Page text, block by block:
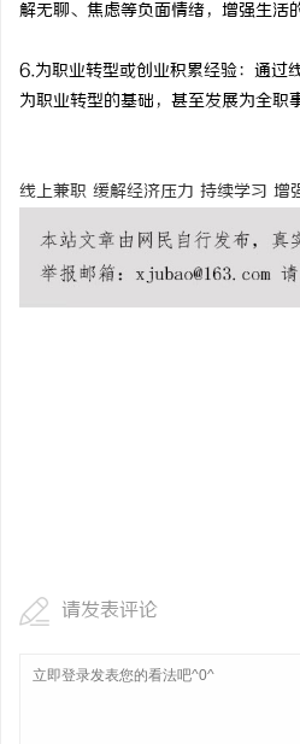
解无聊、焦虑等负面情绪，增强生活
6.为职业转型或创业积累经验：通过
为职业转型的基础，甚至发展为全职
线上兼职 缓解经济压力 持续学习 增
请发表评论